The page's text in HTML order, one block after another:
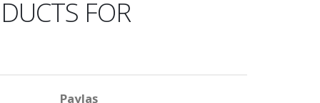
FOR
Paylaş